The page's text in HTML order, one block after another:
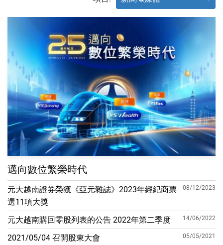
邁向數位繁榮時代
元大越南證券榮獲《亞元雜誌》2023年經紀商票
選11項大獎
08/12/2023
元大越南購回零股列表的公告 2022年第二季度 14/06/2022
2021/05/04 召開股東大會 05/05/2021